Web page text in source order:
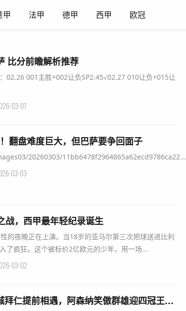
甲 法甲 德甲 西甲 欧冠
比分前瞻解析推荐
02.26 001主胜+002让负SP2.45√02.27 010让负+015让
03-07
翻盘难度巨大，但巴萨要争回面子
20260303/11bb6478f2964865a62ecd9786ca22...
03-03
战，西甲最年轻纪录诞生
的夜晚正在上演。当18岁的亚马尔第三次把球送进比利
了疯狂。这个被标价2亿欧元的少年，用一场...
03-02
欧冠抽签如剧本既视感：曼城拜仁提前相遇，阿森纳笑傲群雄迎四冠王良机